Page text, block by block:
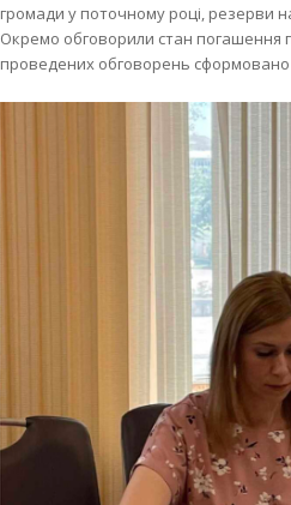
громади у поточному році, резерви
Окремо обговорили стан погашення
проведених обговорень сформовано